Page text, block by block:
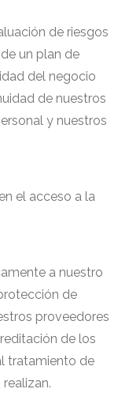
de riesgos
un plan de
del negocio
de nuestros
y nuestros
el acceso a la
a nuestro
de
proveedores
de los
tratamiento de